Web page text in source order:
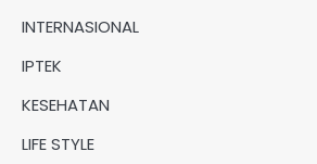
INTERNASIONAL
IPTEK
KESEHATAN
LIFE STYLE